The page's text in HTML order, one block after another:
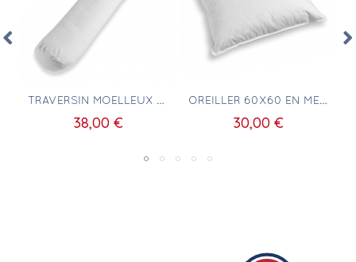
Aperçu rapide TRAVERSIN MOELLEUX GONFLANT
38,00 €
Aperçu rapide OREILLER 60X60 EN MÉMOIRE DE FORME
30,00 €